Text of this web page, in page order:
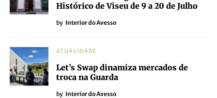
Histórico de Viseu de 9 a 20 de Julho
by Interior do Avesso
ATUALIDADE
Let’s Swap dinamiza mercados de
troca na Guarda
by Interior do Avesso